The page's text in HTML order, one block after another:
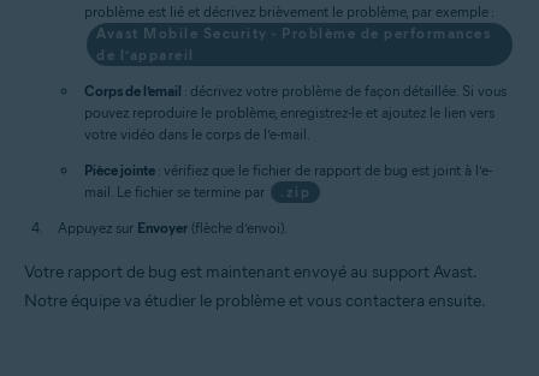
problème est lié et décrivez brièvement le problème, par exemple :
Avast Mobile Security - Problème de performances
de l’appareil
Corps de l’email : décrivez votre problème de façon détaillée. Si vous
pouvez reproduire le problème, enregistrez-le et ajoutez le lien vers
votre vidéo dans le corps de l’e-mail.
Pièce jointe : vérifiez que le fichier de rapport de bug est joint à l’e-
mail. Le fichier se termine par
.zip
Appuyez sur Envoyer (flèche d’envoi).
Votre rapport de bug est maintenant envoyé au support Avast.
Notre équipe va étudier le problème et vous contactera ensuite.